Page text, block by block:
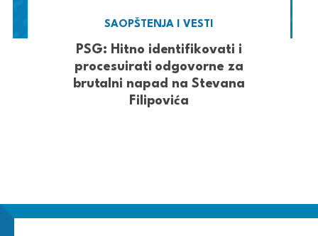
SAOPŠTENJA I VESTI
PSG: Hitno identifikovati i
procesuirati odgovorne za
brutalni napad na Stevana
Filipovića